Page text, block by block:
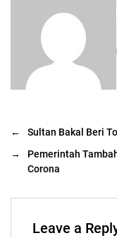
←
Sultan Bakal Beri
→
Pemerintah
Corona
Leave a